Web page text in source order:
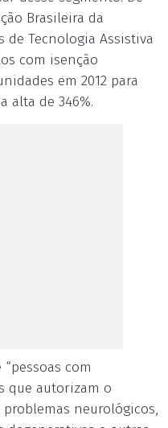
Brasileira da
de Tecnologia Assistiva
com isenção
em 2012 para
alta de 346%.
com
que autorizam o
neurológicos,